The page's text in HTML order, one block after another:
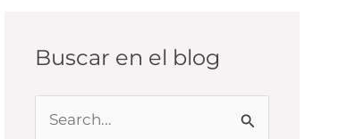
Buscar en el blog